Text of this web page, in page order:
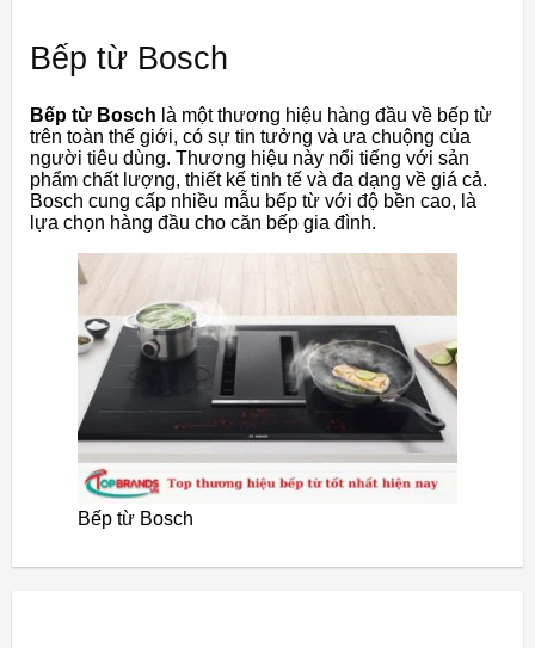
Bếp từ Bosch
Bếp từ Bosch là một thương hiệu hàng đầu về bếp từ
trên toàn thế giới, có sự tin tưởng và ưa chuộng của
người tiêu dùng. Thương hiệu này nổi tiếng với sản
phẩm chất lượng, thiết kế tinh tế và đa dạng về giá cả.
Bosch cung cấp nhiều mẫu bếp từ với độ bền cao, là
lựa chọn hàng đầu cho căn bếp gia đình.
Bếp từ Bosch